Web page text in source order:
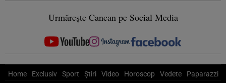
Urmărește Cancan pe Social Media
Home Exclusiv Sport Știri Video Horoscop Vedete Paparazzi